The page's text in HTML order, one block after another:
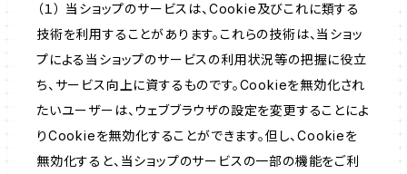
（１） 当ショップのサービスは、Cookie及びこれに類する
技術を利用することがあります。これらの技術は、当ショッ
プによる当ショップのサービスの利用状況等の把握に役立
ち、サービス向上に資するものです。Cookieを無効化され
たいユーザーは、ウェブブラウザの設定を変更することによ
りCookieを無効化することができます。但し、Cookieを
無効化すると、当ショップのサービスの一部の機能をご利